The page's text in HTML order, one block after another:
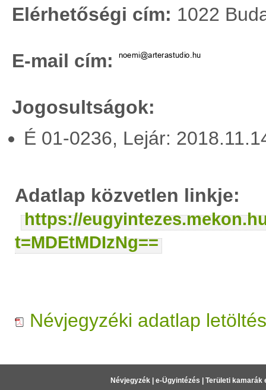
Elérhetőségi cím: 1022
E-mail cím:
Jogosultságok:
É 01-0236, Lejár:
Adatlap közvetlen linkje:
https://
t=MDEtMDIzNg==
Névjegyzéki adatlap
Névjegyzék| e-Ügyintézés Területi kamarák